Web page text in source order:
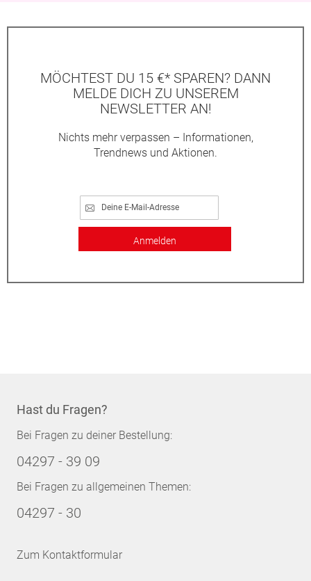
MÖCHTEST DU 15 €* SPAREN? DANN
MELDE DICH ZU UNSEREM
NEWSLETTER AN!
Nichts mehr verpassen – Informationen,
Trendnews und Aktionen.
Anmelden
Hast du Fragen?
Bei Fragen zu deiner Bestellung:
04297 - 39 09
Bei Fragen zu allgemeinen Themen:
04297 - 30
Zum Kontaktformular